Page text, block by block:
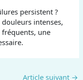
persistent ?
douleurs intenses,
une
Article suivant →